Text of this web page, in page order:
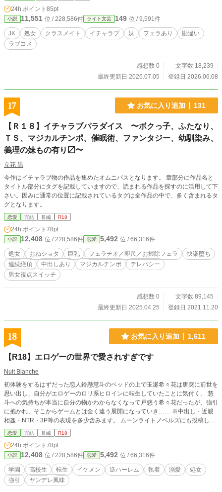
24h.ポイント 85pt
小説 11,551 位 / 228,586件 ライト文芸 149 位 / 9,591件
JK 処女 クラスメイト イチャラブ 妹 フェラあり
勘違い
ラブコメ
感想数 0
文字数 18,239
最終更新日 2026.07.05
登録日 2026.06.08
17 お気に入り追加 131
【Ｒ１８】イチャラブパラダイス 〜ボクっ子、ふたなり、
ＴＳ、マジカルチンポ、催眠術、ファンタジー、幼馴染み、
義理の妹もの有り〼〜
立花 黒
今作はイチャラブ物の作品を集めたオムニバスとなります。 章部分に作品名と
タイトル部分にタグを記載していますので、読まれる作品を探すのに活用して下
さい。因みに通常の位置に記載されているタグは全作品の中で、多く含まれるタ
グとなります。
恋愛 完結 長編 R18
24h.ポイント 78pt
小説 12,408 位 / 228,586件 恋愛 5,492 位 / 66,316件
処女 おねショタ 巨乳 フェラチオ／即尺／お掃除フェラ
快楽堕ち
連続絶頂
中出しあり マジカルチンポ
テレパシー
男女視点スイッチ
感想数 0
文字数 89,145
最終更新日 2025.04.25
登録日 2021.11.20
18 お気に入り追加 1,611
【R18】エロゲーの世界で愛されすぎです
Nuit Blanche
初体験をするはずだった恋人鈴懸慧斗のベッドの上で玉瀬希々花は唐突に前世を
思い出し、自分がエロゲーのロリ系ヒロインに転生していたことに気付く。 慧
斗への気持ちが本当に自分の物かわからなくなって戸惑う希々花だったが、強引
に抱かれ、そこからゲームとは全く違う展開になっていき…… ※中出し・近親
相姦・NTR・3P等の表現を多少含みます。 ムーンライトノベルズにも投稿して
います。
恋愛 完結 長編 R18
24h.ポイント 78pt
小説 12,408 位 / 228,586件 恋愛 5,492 位 / 66,316件
学園 高校生 転生 イケメン 逆ハーレム 執着 溺愛
処女
強引
ヤンデレ風味